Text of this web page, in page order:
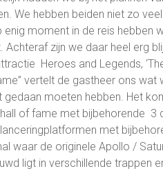
We hebben beiden niet zo
enig moment in de reis hebben
Achteraf zijn we daar heel erg
Heroes and Legends,
vertelt de gastheer ons wat
gedaan moeten hebben. Het
of fame met bijbehorende 3
met
waar de originele Apollo /
ligt in verschillende trappen